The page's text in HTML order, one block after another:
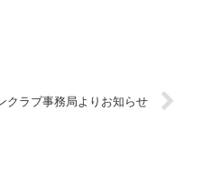
クラブ事務局よりお知らせ